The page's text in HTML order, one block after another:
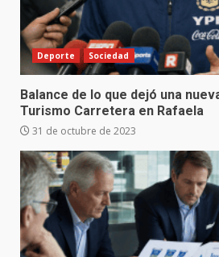
Deporte Sociedad
Balance de lo que dejó una
Turismo Carretera en Rafaela
31 de octubre de 2023